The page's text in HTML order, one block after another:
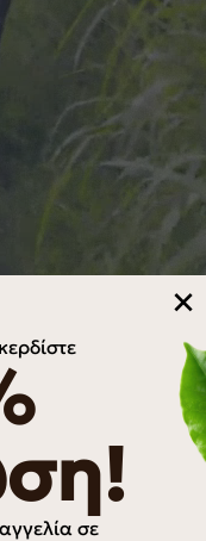
×
σε